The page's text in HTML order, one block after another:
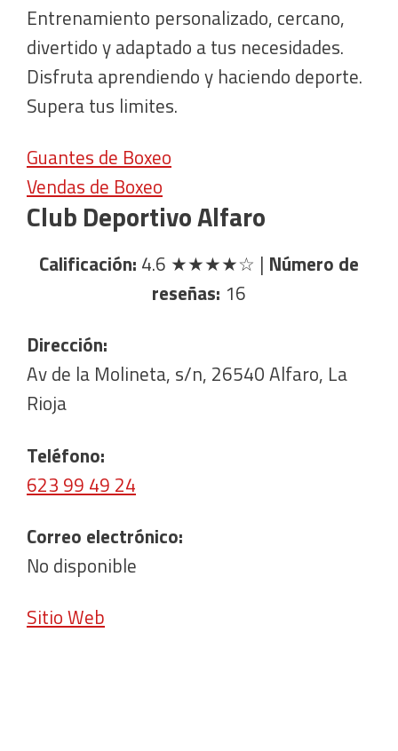
Entrenamiento personalizado, cercano,
divertido y adaptado a tus necesidades.
Disfruta aprendiendo y haciendo deporte.
Supera tus limites.
Guantes de Boxeo
Vendas de Boxeo
Club Deportivo Alfaro
Calificación: 4.6 ★★★★☆ | Número de
reseñas: 16
Dirección:
Av de la Molineta, s/n, 26540 Alfaro, La
Rioja
Teléfono:
623 99 49 24
Correo electrónico:
No disponible
Sitio Web